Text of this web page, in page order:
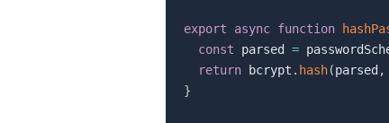
export async function
const parsed =
return bcrypt . hash(parsed,
}